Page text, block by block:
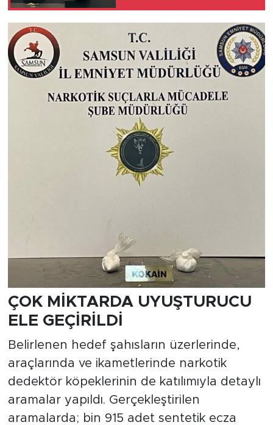
ÇOK MİKTARDA UYUŞTURUCU
ELE GEÇİRİLDİ
Belirlenen hedef şahısların üzerlerinde,
araçlarında ve ikametlerinde narkotik
dedektör köpeklerinin de katılımıyla detaylı
aramalar yapıldı. Gerçekleştirilen
aramalarda; bin 915 adet sentetik ecza